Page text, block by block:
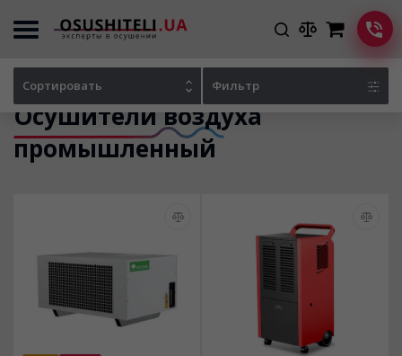
Осушители воздуха
промышленный
Сортировать Фильтр